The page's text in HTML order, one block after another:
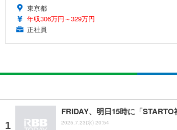
東京都
年収306万円～329万円
正社員
FRIDAY、明日15時に「
2025.7.23(水) 20:54